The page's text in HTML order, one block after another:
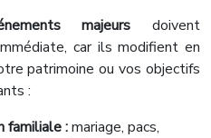
majeurs doivent
car ils modifient en
patrimoine ou vos objectifs
:
familiale :mariage, pacs,